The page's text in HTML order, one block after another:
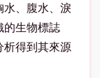
水、腹水、淚
的生物標誌
析得到其來源